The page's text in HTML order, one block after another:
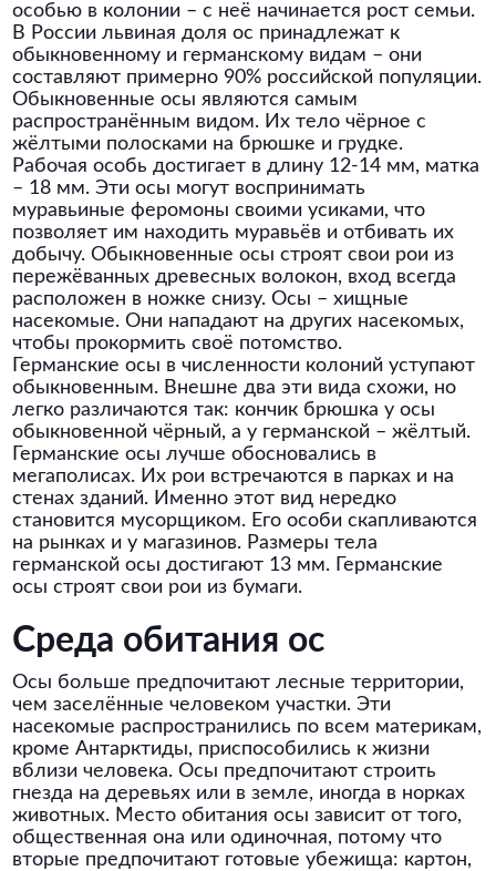
особью в колонии – с неё начинается рост семьи.
В России львиная доля ос принадлежат к
обыкновенному и германскому видам – они
составляют примерно 90% российской популяции.
Обыкновенные осы являются самым
распространённым видом. Их тело чёрное с
жёлтыми полосками на брюшке и грудке.
Рабочая особь достигает в длину 12-14 мм, матка
– 18 мм. Эти осы могут воспринимать
муравьиные феромоны своими усиками, что
позволяет им находить муравьёв и отбивать их
добычу. Обыкновенные осы строят свои рои из
пережёванных древесных волокон, вход всегда
расположен в ножке снизу. Осы – хищные
насекомые. Они нападают на других насекомых,
чтобы прокормить своё потомство.
Германские осы в численности колоний уступают
обыкновенным. Внешне два эти вида схожи, но
легко различаются так: кончик брюшка у осы
обыкновенной чёрный, а у германской – жёлтый.
Германские осы лучше обосновались в
мегаполисах. Их рои встречаются в парках и на
стенах зданий. Именно этот вид нередко
становится мусорщиком. Его особи скапливаются
на рынках и у магазинов. Размеры тела
германской осы достигают 13 мм. Германские
осы строят свои рои из бумаги.
Среда обитания ос
Осы больше предпочитают лесные территории,
чем заселённые человеком участки. Эти
насекомые распространились по всем материкам,
кроме Антарктиды, приспособились к жизни
вблизи человека. Осы предпочитают строить
гнезда на деревьях или в земле, иногда в норках
животных. Место обитания осы зависит от того,
общественная она или одиночная, потому что
вторые предпочитают готовые убежища: картон,